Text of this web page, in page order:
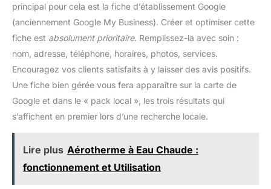
principal pour cela est la fiche d’établissement Google
(anciennement Google My Business). Créer et optimiser cette
fiche est absolument prioritaire. Remplissez-la avec soin :
nom, adresse, téléphone, horaires, photos, services.
Encouragez vos clients satisfaits à y laisser des avis positifs.
Une fiche bien gérée vous fera apparaître sur la carte de
Google et dans le « pack local », les trois résultats qui
s’affichent en premier lors d’une recherche locale.
Lire plus Aérotherme à Eau Chaude :
fonctionnement et Utilisation